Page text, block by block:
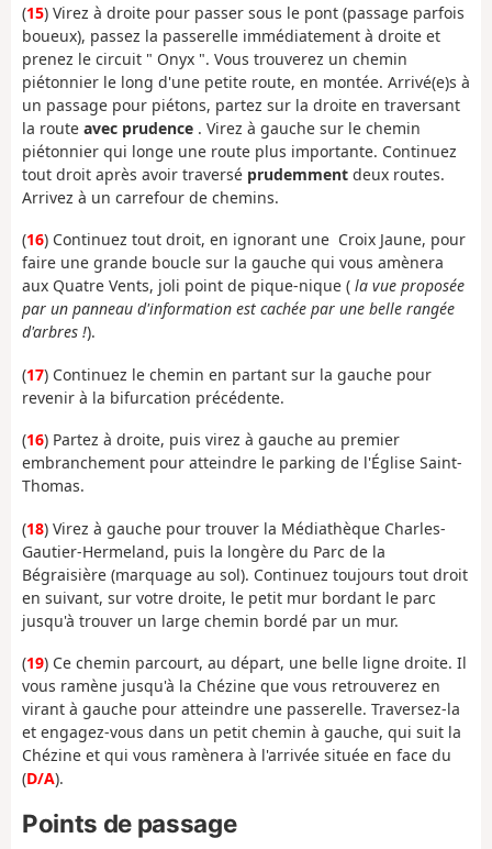
(15) Virez à droite pour passer sous le pont (passage parfois
boueux), passez la passerelle immédiatement à droite et
prenez le circuit " Onyx ". Vous trouverez un chemin
piétonnier le long d'une petite route, en montée. Arrivé(e)s à
un passage pour piétons, partez sur la droite en traversant
la route avec prudence . Virez à gauche sur le chemin
piétonnier qui longe une route plus importante. Continuez
tout droit après avoir traversé prudemment deux routes.
Arrivez à un carrefour de chemins.
(16) Continuez tout droit, en ignorant une Croix Jaune, pour
faire une grande boucle sur la gauche qui vous amènera
aux Quatre Vents, joli point de pique-nique ( la vue proposée
par un panneau d'information est cachée par une belle rangée
d'arbres !).
(17) Continuez le chemin en partant sur la gauche pour
revenir à la bifurcation précédente.
(16) Partez à droite, puis virez à gauche au premier
embranchement pour atteindre le parking de l'Église Saint-
Thomas.
(18) Virez à gauche pour trouver la Médiathèque Charles-
Gautier-Hermeland, puis la longère du Parc de la
Bégraisière (marquage au sol). Continuez toujours tout droit
en suivant, sur votre droite, le petit mur bordant le parc
jusqu'à trouver un large chemin bordé par un mur.
(19) Ce chemin parcourt, au départ, une belle ligne droite. Il
vous ramène jusqu'à la Chézine que vous retrouverez en
virant à gauche pour atteindre une passerelle. Traversez-la
et engagez-vous dans un petit chemin à gauche, qui suit la
Chézine et qui vous ramènera à l'arrivée située en face du
(D/A).
Points de passage